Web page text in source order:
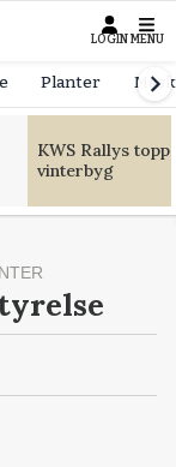
LOGIN MENU
Planter
KWS Rallys
vinterbyg